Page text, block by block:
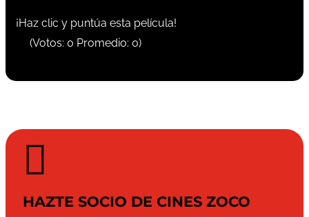
¡Haz clic y puntúa esta película!
(Votos: 0 Promedio: 0)

HAZTE SOCIO DE CINES ZOCO